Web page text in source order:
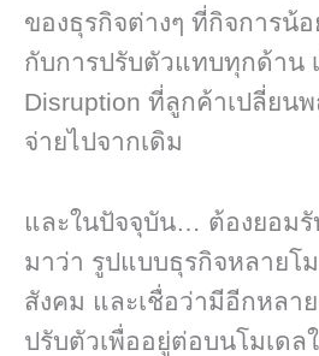
ของธุรกิจต่างๆ ที่กิจการน้
กับการปรับตัวแทบทุกด้าน
Disruption ที่ลูกค้าเปลี่ยน
จ่ายไปจากเดิม
และในปัจจุบัน… ต้องยอมรั
มาว่า รูปแบบธุรกิจหลายโ
สังคม และเชื่อว่ามีอีกหลา
ปรับตัวเพื่ออยู่ต่อบนโมเด